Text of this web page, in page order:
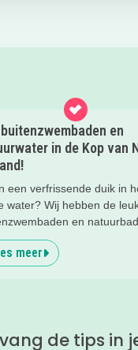
en
in de Kop van
een verfrissende duik in
water? Wij hebben de
en
rijtje gezet. Pak een
maar! (foto: Zwembad
meer
de tips in